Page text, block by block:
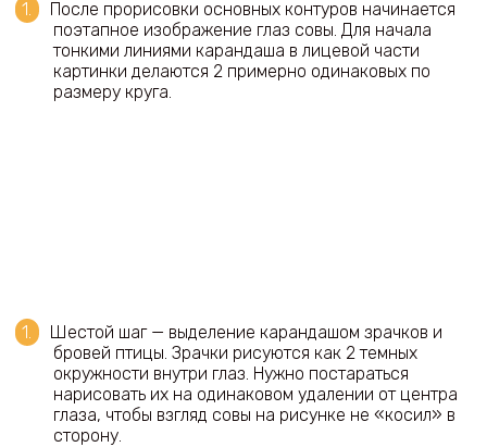
После прорисовки основных контуров начинается
поэтапное изображение глаз совы. Для начала
тонкими линиями карандаша в лицевой части
картинки делаются 2 примерно одинаковых по
размеру круга.
Шестой шаг — выделение карандашом зрачков и
бровей птицы. Зрачки рисуются как 2 темных
окружности внутри глаз. Нужно постараться
нарисовать их на одинаковом удалении от центра
глаза, чтобы взгляд совы на рисунке не «косил» в
сторону.